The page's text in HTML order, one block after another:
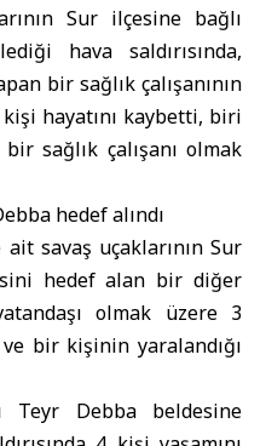
Sur ilçesine bağlı
hava saldırısında,
bir sağlık çalışanının
hayatını kaybetti, biri
sağlık çalışanı olmak
hedef alındı
savaş uçaklarının Sur
hedef alan bir diğer
olmak üzere 3
bir kişinin yaralandığı
Teyr Debba beldesine